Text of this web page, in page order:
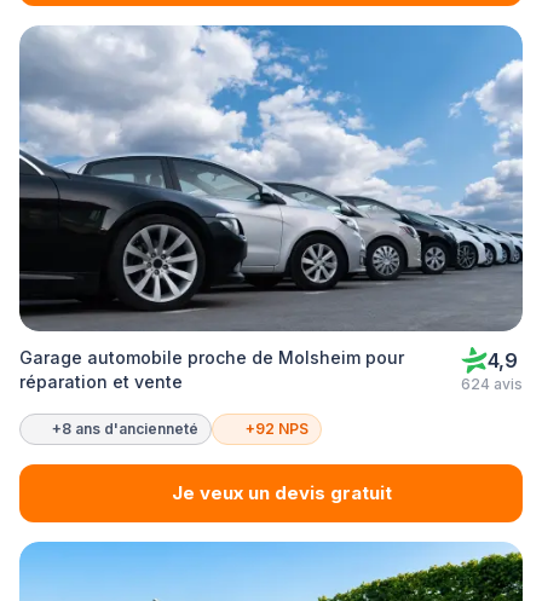
Garage automobile proche de Molsheim pour
réparation et vente
4,9
624 avis
+8 ans d'ancienneté +92 NPS
Je veux un devis gratuit